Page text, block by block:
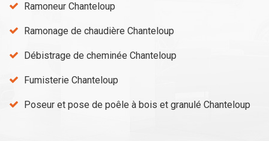
Ramoneur Chanteloup
Ramonage de chaudière Chanteloup
Débistrage de cheminée Chanteloup
Fumisterie Chanteloup
Poseur et pose de poêle à bois et granulé Chanteloup